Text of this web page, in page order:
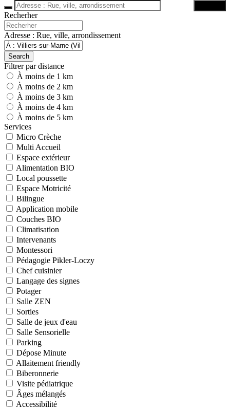
Recherher
Adresse : Rue, ville, arrondissement
Search
Filtrer par distance
À moins de 1 km
À moins de 2 km
À moins de 3 km
À moins de 4 km
À moins de 5 km
Services
Micro Crèche
Multi Accueil
Espace extérieur
Alimentation BIO
Local poussette
Espace Motricité
Bilingue
Application mobile
Couches BIO
Climatisation
Intervenants
Montessori
Pédagogie Pikler-Loczy
Chef cuisinier
Langage des signes
Potager
Salle ZEN
Sorties
Salle de jeux d'eau
Salle Sensorielle
Parking
Dépose Minute
Allaitement friendly
Biberonnerie
Visite pédiatrique
Âges mélangés
Accessibilité